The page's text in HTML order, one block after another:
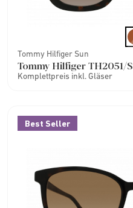
Tommy Hilfiger Sun
Tommy Hilfiger TH2051/S
Komplettpreis inkl. Gläser
Best Seller